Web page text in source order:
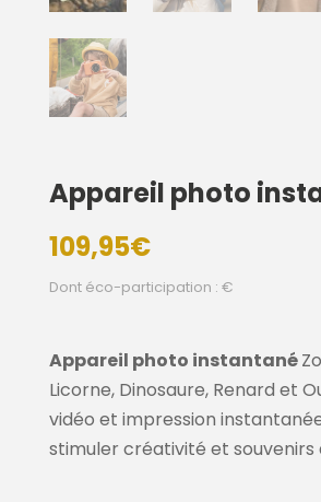
Appareil photo
109,95€
Dont éco-participation : €
Appareil photo instantané
Licorne, Dinosaure, Renard et
vidéo et impression
stimuler créativité et souvenirs